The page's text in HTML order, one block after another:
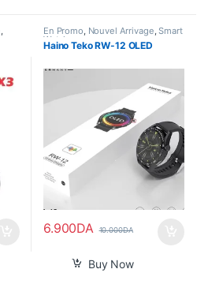
, En Promo, Nouvel Arrivage,Smart
Watch
Haino Teko RW-12 OLED
6.900DA 10.000DA
Buy Now